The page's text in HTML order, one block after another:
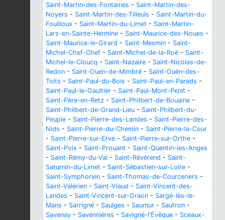
Saint-Martin-des-Fontaines - Saint-Martin-des-
Noyers - Saint-Martin-des-Tilleuls - Saint-Martin-du-
Fouilloux - Saint-Martin-du-Limet - Saint-Martin-
Lars-en-Sainte-Hermine - Saint-Maurice-des-Noues -
Saint-Maurice-le-Girard - Saint-Mesmin - Saint-
Michel-Chef-Chef - Saint-Michel-de-la-Roë - Saint-
Michel-le-Cloucq - Saint-Nazaire - Saint-Nicolas-de-
Redon - Saint-Ouen-de-Mimbré - Saint-Ouën-des-
Toits - Saint-Paul-du-Bois - Saint-Paul-en-Pareds -
Saint-Paul-le-Gaultier - Saint-Paul-Mont-Penit -
Saint-Père-en-Retz - Saint-Philbert-de-Bouaine -
Saint-Philbert-de-Grand-Lieu - Saint-Philbert-du-
Peuple - Saint-Pierre-des-Landes - Saint-Pierre-des-
Nids - Saint-Pierre-du-Chemin - Saint-Pierre-la-Cour
- Saint-Pierre-sur-Erve - Saint-Pierre-sur-Orthe -
Saint-Poix - Saint-Prouant - Saint-Quentin-les-Anges
- Saint-Rémy-du-Val - Saint-Révérend - Saint-
Saturnin-du-Limet - Saint-Sébastien-sur-Loire -
Saint-Symphorien - Saint-Thomas-de-Courceriers -
Saint-Valérien - Saint-Viaud - Saint-Vincent-des-
Landes - Saint-Vincent-sur-Graon - Sargé-lès-le-
Mans - Sarrigné - Saulges - Saumur - Sautron -
Savenay - Savennières - Savigné-l'Évêque - Sceaux-